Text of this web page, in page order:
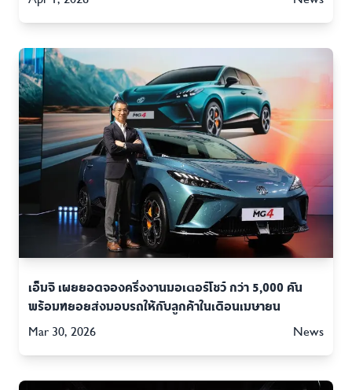
เอ็มจี เผยยอดจองครึ่งงานมอเตอร์โชว์ กว่า 5,000 คัน
พร้อมทยอยส่งมอบรถให้กับลูกค้าในเดือนเมษายน
Mar 30, 2026
News